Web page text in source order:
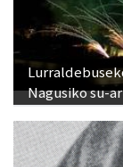
Nagusiko su-